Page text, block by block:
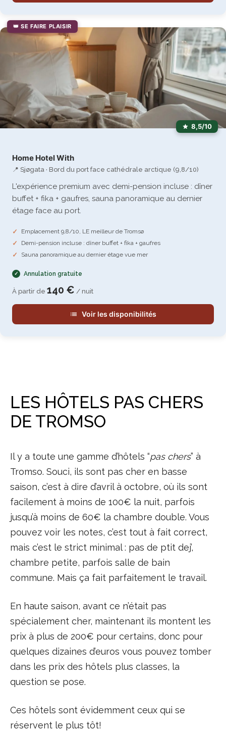
👑 SE FAIRE PLAISIR
8,5/10
Home Hotel With
📍 Sjøgata · Bord du port face cathédrale arctique (9,8/10)
L'expérience premium avec demi-pension incluse : dîner
buffet + fika + gaufres, sauna panoramique au dernier
étage face au port.
Emplacement 9,8/10, LE meilleur de Tromsø
Demi-pension incluse : dîner buffet + fika + gaufres
Sauna panoramique au dernier étage vue mer
Annulation gratuite
À partir de 140 € / nuit
Voir les disponibilités
LES HÔTELS PAS CHERS
DE TROMSO
Il y a toute une gamme d’hôtels “pas chers” à
Tromso. Souci, ils sont pas cher en basse
saison, c’est à dire d’avril à octobre, où ils sont
facilement à moins de 100€ la nuit, parfois
jusqu’à moins de 60€ la chambre double. Vous
pouvez voir les notes, c’est tout à fait correct,
mais c’est le strict minimal : pas de ptit dej’,
chambre petite, parfois salle de bain
commune. Mais ça fait parfaitement le travail.
En haute saison, avant ce n’était pas
spécialement cher, maintenant ils montent les
prix à plus de 200€ pour certains, donc pour
quelques dizaines d’euros vous pouvez tomber
dans les prix des hôtels plus classes, la
question se pose.
Ces hôtels sont évidemment ceux qui se
réservent le plus tôt!